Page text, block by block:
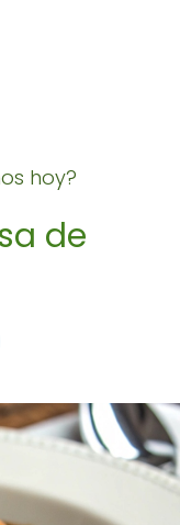
hoy?
de